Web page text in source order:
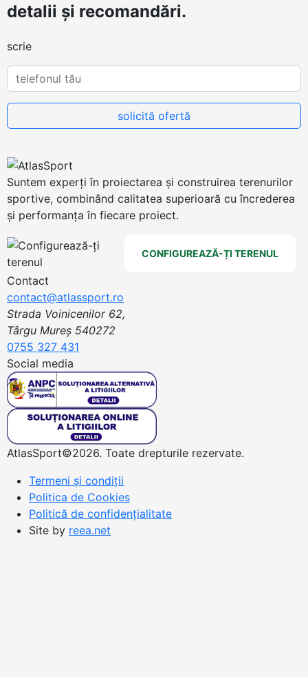
detalii și recomandări.
scrie
Suntem experți în proiectarea și construirea terenurilor
sportive, combinând calitatea superioară cu încrederea
și performanța în fiecare proiect.
CONFIGUREAZĂ-ȚI TERENUL
Contact
contact@atlassport.ro
Strada Voinicenilor 62,
Târgu Mureș 540272
0755 327 431
Social media
AtlasSport©2026. Toate drepturile rezervate.
Termeni și condiții
Politica de Cookies
Politică de confidențialitate
Site by reea.net